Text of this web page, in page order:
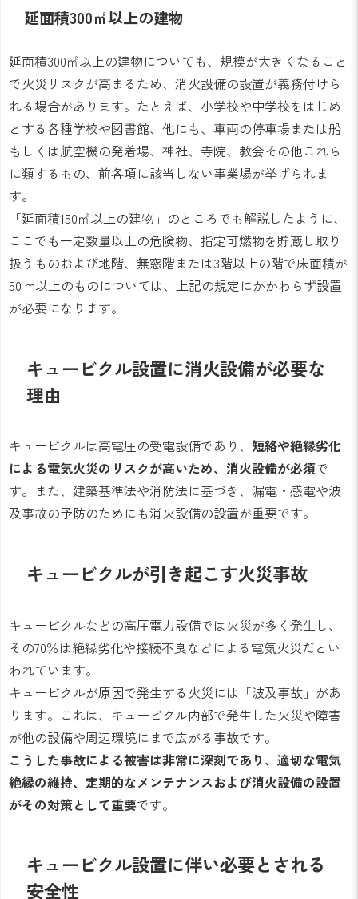
延面積300㎡以上の建物
延面積300㎡以上の建物についても、規模が大きくなること
で火災リスクが高まるため、消火設備の設置が義務付けら
れる場合があります。たとえば、小学校や中学校をはじめ
とする各種学校や図書館、他にも、車両の停車場または船
もしくは航空機の発着場、神社、寺院、教会その他これら
に類するもの、前各項に該当しない事業場が挙げられま
す。
「延面積150㎡以上の建物」のところでも解説したように、
ここでも一定数量以上の危険物、指定可燃物を貯蔵し取り
扱うものおよび地階、無窓階または3階以上の階で床面積が
50 m以上のものについては、上記の規定にかかわらず設置
が必要になります。
キュービクル設置に消火設備が必要な
理由
キュービクルは高電圧の受電設備であり、 短絡や絶縁劣化
による電気火災のリスクが高いため、消火設備が必須で
す。また、建築基準法や消防法に基づき、漏電・感電や波
及事故の予防のためにも消火設備の設置が重要です。
キュービクルが引き起こす火災事故
キュービクルなどの高圧電力設備では火災が多く発生し、
その70％は絶縁劣化や接続不良などによる電気火災だとい
われています。
キュービクルが原因で発生する火災には「波及事故」があ
ります。これは、キュービクル内部で発生した火災や障害
が他の設備や周辺環境にまで広がる事故です。
こうした事故による被害は非常に深刻であり、適切な電気
絶縁の維持、定期的なメンテナンスおよび消火設備の設置
がその対策として重要です。
キュービクル設置に伴い必要とされる
安全性